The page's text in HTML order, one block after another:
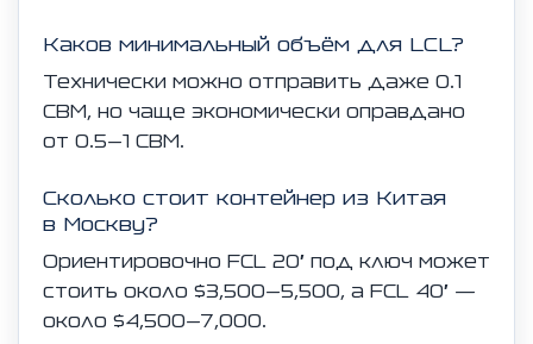
Каков минимальный объём для LCL?
Технически можно отправить даже 0.1
CBM, но чаще экономически оправдано
от 0.5–1 CBM.
Сколько стоит контейнер из Китая
в Москву?
Ориентировочно FCL 20′ под ключ может
стоить около $3,500–5,500, а FCL 40′ —
около $4,500–7,000.